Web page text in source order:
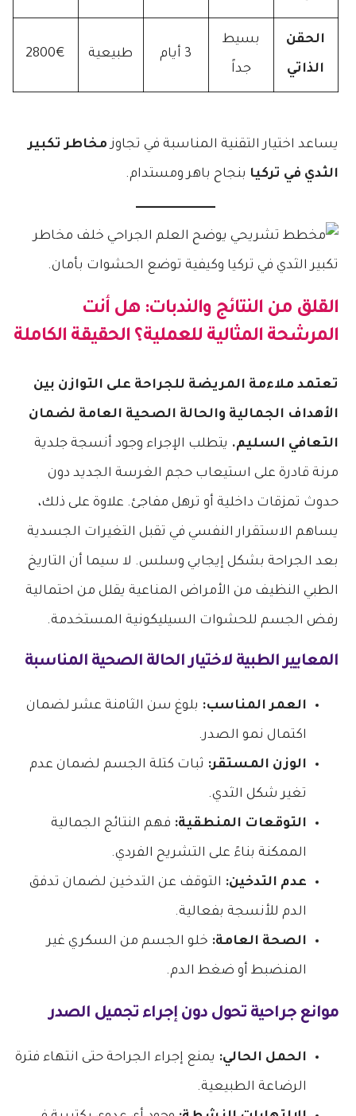
الحقن
الذاتي
بسيط
جداً
3 أيام طبيعية 2800€
يساعد اختيار التقنية المناسبة في تجاوزمخاطر تكبير
الثدي في تركيا بنجاح باهر ومستدام.
القلق من النتائج والندبات: هل أنت
المرشحة المثالية للعملية؟ الحقيقة الكاملة
تعتمد ملاءمة المريضة للجراحة على التوازن بين
الأهداف الجمالية والحالة الصحية العامة لضمان
التعافي السليم. يتطلب الإجراء وجود أنسجة جلدية
مرنة قادرة على استيعاب حجم الغرسة الجديد دون
حدوث تمزقات داخلية أو ترهل مفاجئ. علاوة على ذلك،
يساهم الاستقرار النفسي في تقبل التغيرات الجسدية
بعد الجراحة بشكل إيجابي وسلس. لا سيما أن التاريخ
الطبي النظيف من الأمراض المناعية يقلل من احتمالية
رفض الجسم للحشوات السيليكونية المستخدمة.
المعايير الطبية لاختيار الحالة الصحية المناسبة
العمر المناسب: بلوغ سن الثامنة عشر لضمان
اكتمال نمو الصدر.
الوزن المستقر: ثبات كتلة الجسم لضمان عدم
تغير شكل الثدي.
التوقعات المنطقية: فهم النتائج الجمالية
الممكنة بناءً على التشريح الفردي.
عدم التدخين: التوقف عن التدخين لضمان تدفق
الدم للأنسجة بفعالية.
الصحة العامة: خلو الجسم من السكري غير
المنضبط أو ضغط الدم.
موانع جراحية تحول دون إجراء تجميل الصدر
الحمل الحالي: يمنع إجراء الجراحة حتى انتهاء فترة
الرضاعة الطبيعية.